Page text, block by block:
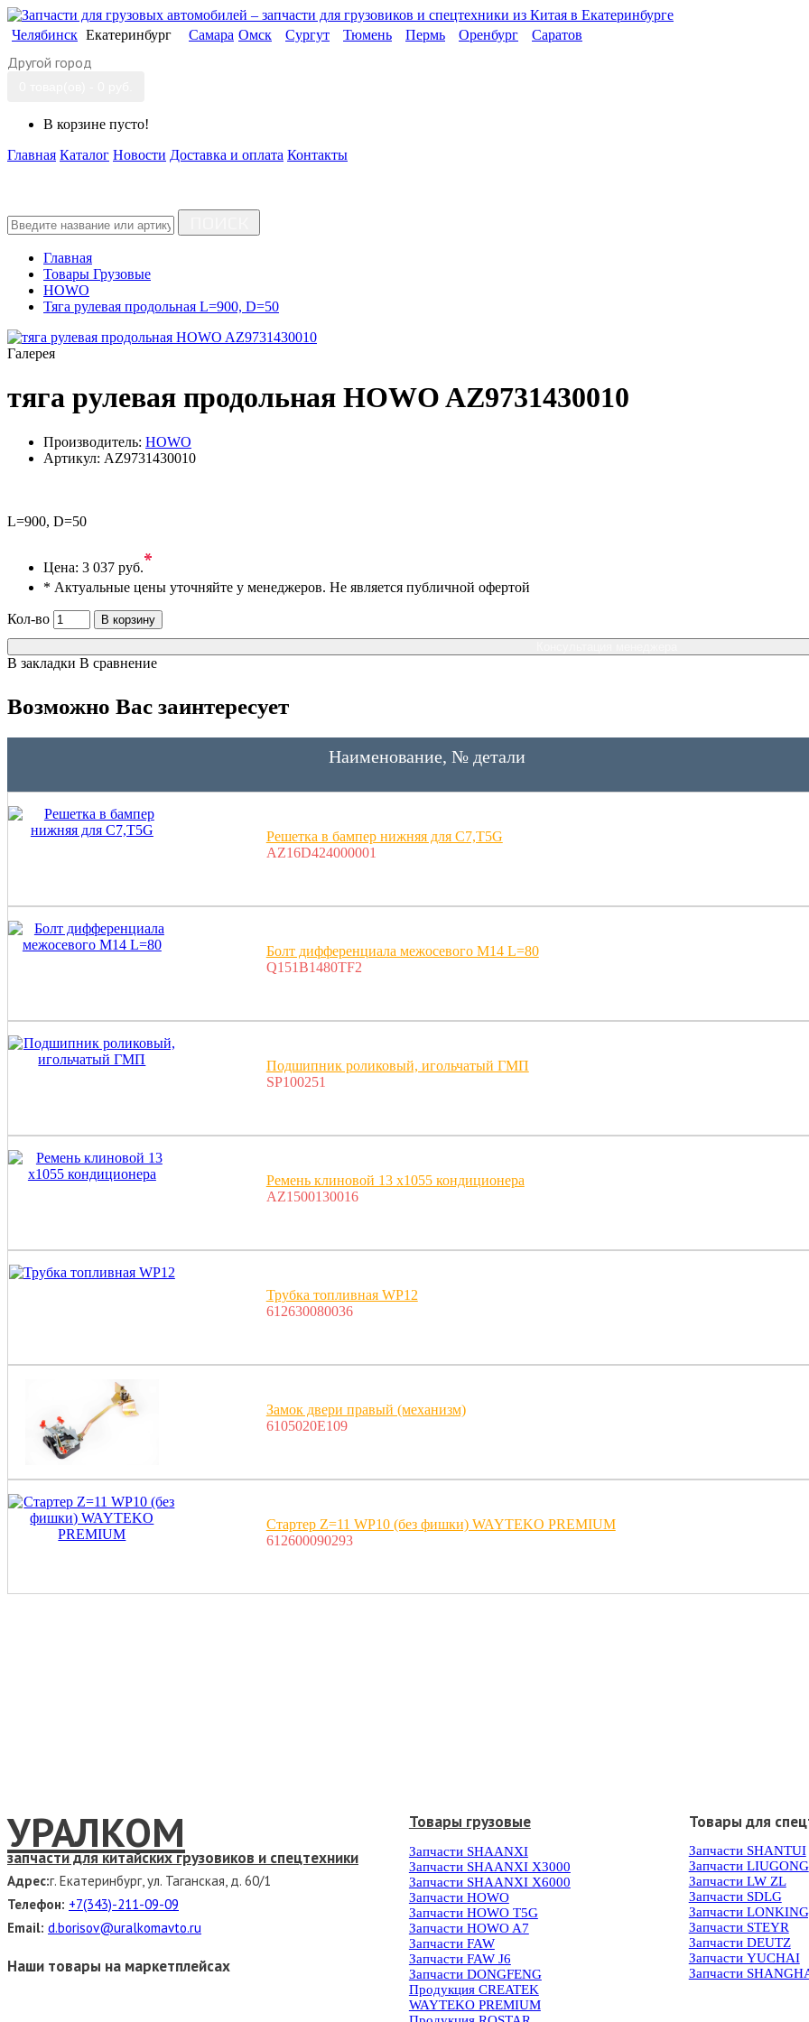
Челябинск Екатеринбург Самара Омск Сургут Тюмень Пермь Оренбург Саратов
Другой город
В корзине пусто!
Главная Каталог Новости Доставка и оплата Контакты
Главная
Товары Грузовые
HOWO
Тяга рулевая продольная L=900, D=50
Галерея
тяга рулевая продольная HOWO AZ9731430010
Производитель: HOWO
Артикул: AZ9731430010
L=900, D=50
Цена: 3 037 руб.*
* Актуальные цены уточняйте у менеджеров. Не является публичной офертой
Кол-во
В корзину
В закладки В сравнение
Возможно Вас заинтересует
Наименование, № детали
Решетка в бампер нижняя для C7,T5G
AZ16D424000001
Болт дифференциала межосевого М14 L=80
Q151B1480TF2
Подшипник роликовый, игольчатый ГМП
SP100251
Ремень клиновой 13 х1055 кондиционера
AZ1500130016
Трубка топливная WP12
612630080036
Замок двери правый (механизм)
6105020E109
Стартер Z=11 WP10 (без фишки) WAYTEKO PREMIUM
612600090293
УРАЛКОМ
запчасти для китайских грузовиков и спецтехники
Адрес:г. Екатеринбург, ул. Таганская, д. 60/1
Телефон: +7(343)-211-09-09
Email: d.borisov@uralkomavto.ru
Наши товары на маркетплейсах
Товары грузовые
Запчасти SHAANXI
Запчасти SHAANXI X3000
Запчасти SHAANXI X6000
Запчасти HOWO
Запчасти HOWO T5G
Запчасти HOWO A7
Запчасти FAW
Запчасти FAW J6
Запчасти DONGFENG
Продукция CREATEK
WAYTEKO PREMIUM
Товары для
Запчасти SHANTUI
Запчасти LIUGONG
Запчасти LW ZL
Запчасти SDLG
Запчасти
Запчасти STEYR
Запчасти DEUTZ
Запчасти YUCHAI
Запчасти